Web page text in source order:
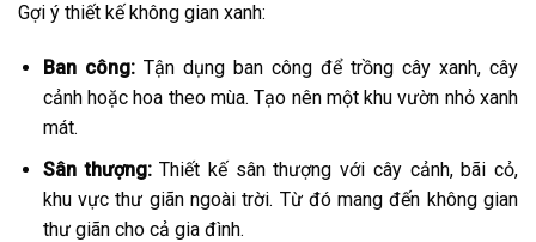
Gợi ý thiết kế không gian xanh:
Ban công:Tận dụng ban công để trồng cây xanh, cây
cảnh hoặc hoa theo mùa. Tạo nên một khu vườn nhỏ xanh
mát.
Sân thượng:Thiết kế sân thượng với cây cảnh, bãi cỏ,
khu vực thư giãn ngoài trời. Từ đó mang đến không gian
thư giãn cho cả gia đình.